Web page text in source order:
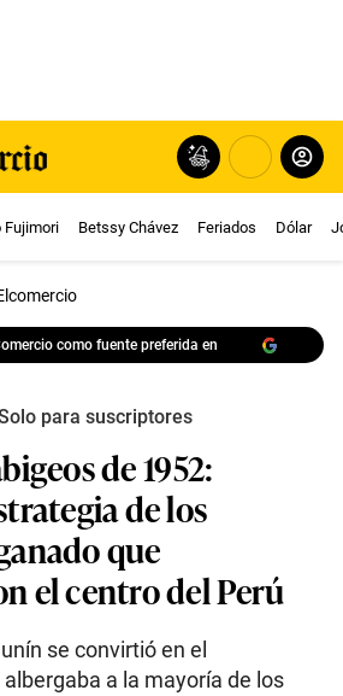
Fujimori Betssy Chávez Feriados Dólar
como fuente preferida en
para suscriptores
de 1952:
de los
que
el centro del Perú
se convirtió en el
a la mayoría de los